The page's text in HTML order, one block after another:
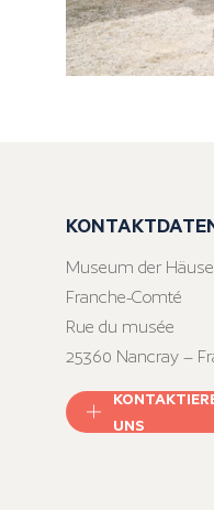
Museum der
Franche-Comté
Rue du musée
25360 Nancray –
UNS